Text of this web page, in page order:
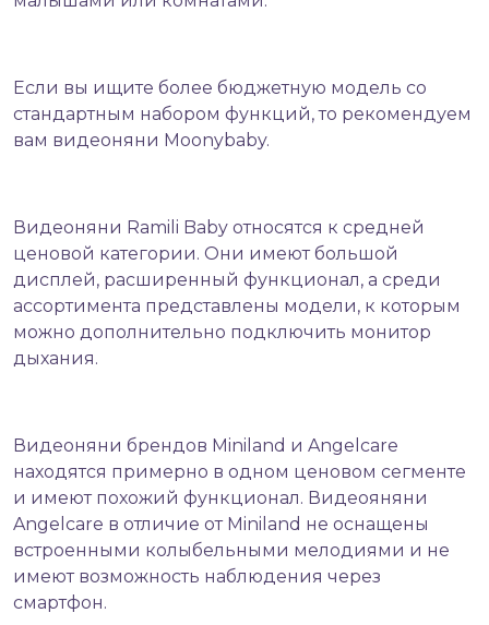
Если вы ищите более бюджетную модель со
стандартным набором функций, то рекомендуем
вам видеоняни Moonybaby.
Видеоняни Ramili Baby относятся к средней
ценовой категории. Они имеют большой
дисплей, расширенный функционал, а среди
ассортимента представлены модели, к которым
можно дополнительно подключить монитор
дыхания.
Видеоняни брендов Miniland и Angelcare
находятся примерно в одном ценовом сегменте
и имеют похожий функционал. Видеояняни
Angelcare в отличие от Miniland не оснащены
встроенными колыбельными мелодиями и не
имеют возможность наблюдения через
смартфон.